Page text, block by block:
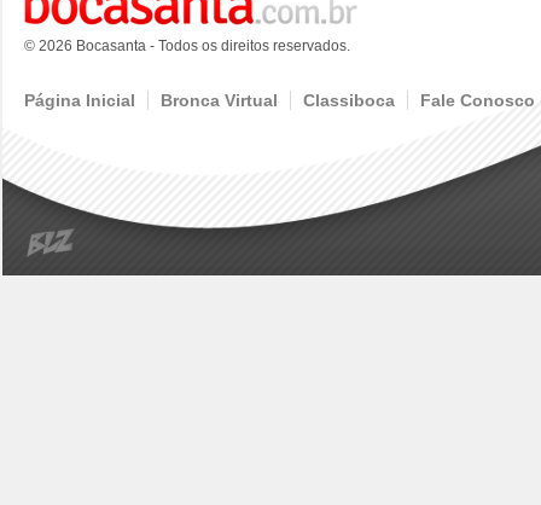
© 2026 Bocasanta - Todos os direitos reservados.
Página Inicial Bronca Virtual Classiboca Fale Conosco